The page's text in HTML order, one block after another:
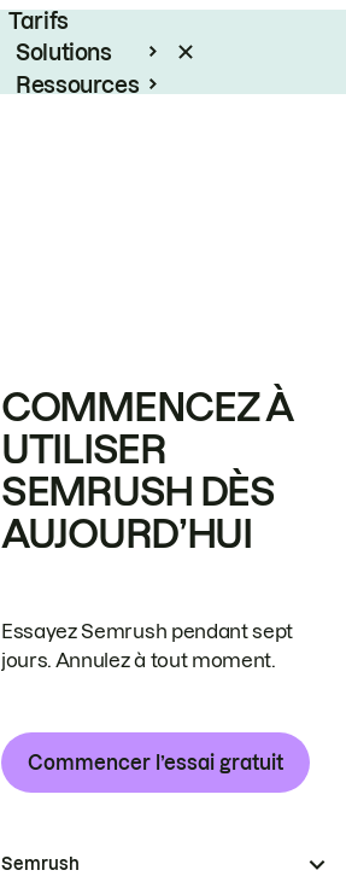
Tarifs
Solutions
Ressources
COMMENCEZ À
UTILISER
SEMRUSH DÈS
AUJOURD’HUI
Essayez Semrush pendant sept
jours. Annulez à tout moment.
Commencer l’essai gratuit
Semrush